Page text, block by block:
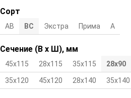
Сорт
АВ ВС Экстра Прима А
Сечение (В х Ш), мм
45х115 28х115 35х115 28х90
35х120 45х120 28х140 35х140